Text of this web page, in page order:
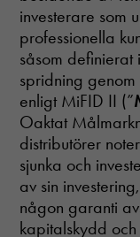
investerare som
professionella
såsom
spridning
enligt MiFID II (”
Oaktat
distributörer
sjunka och
av sin
någon garanti
kapitalskydd